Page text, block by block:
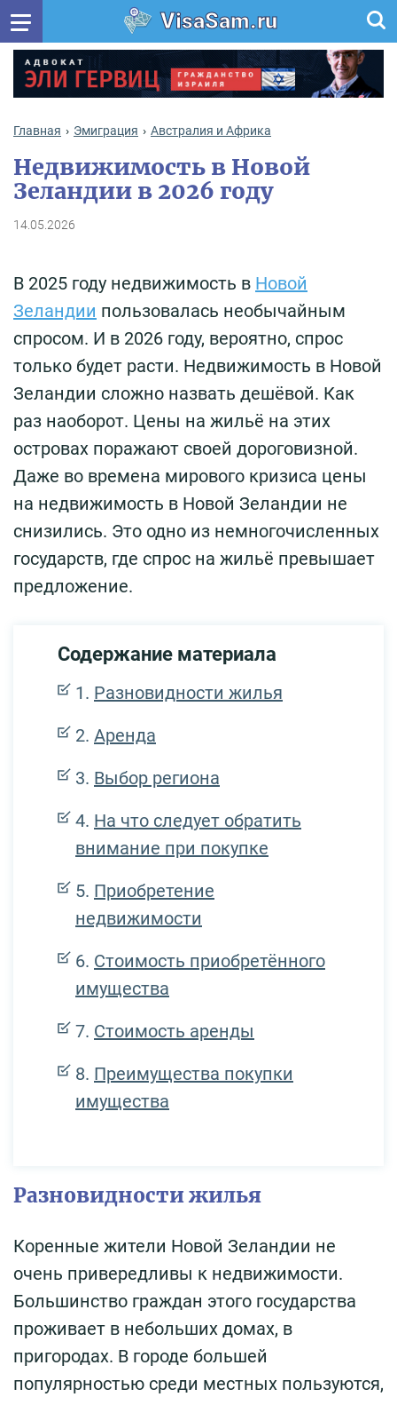
VisaSam.ru
Главная Эмиграция Австралия и Африка
Недвижимость в Новой
Зеландии в 2026 году
14.05.2026
В 2025 году недвижимость в Новой
Зеландии пользовалась необычайным
спросом. И в 2026 году, вероятно, спрос
только будет расти. Недвижимость в Новой
Зеландии сложно назвать дешёвой. Как
раз наоборот. Цены на жильё на этих
островах поражают своей дороговизной.
Даже во времена мирового кризиса цены
на недвижимость в Новой Зеландии не
снизились. Это одно из немногочисленных
государств, где спрос на жильё превышает
предложение.
Содержание материала
Разновидности жилья
Аренда
Выбор региона
На что следует обратить
внимание при покупке
Приобретение
недвижимости
Стоимость приобретённого
имущества
Стоимость аренды
Преимущества покупки
имущества
Разновидности жилья
Коренные жители Новой Зеландии не
очень привередливы к недвижимости.
Большинство граждан этого государства
проживает в небольших домах, в
пригородах. В городе большей
популярностью среди местных пользуются,